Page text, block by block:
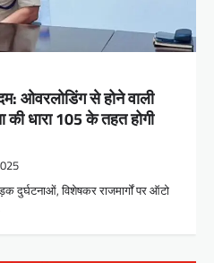
ओवरलोडिंग से होने वाली
की धारा 105 के तहत होगी
दुर्घटनाओं, विशेषकर राजमार्गों पर ऑटो